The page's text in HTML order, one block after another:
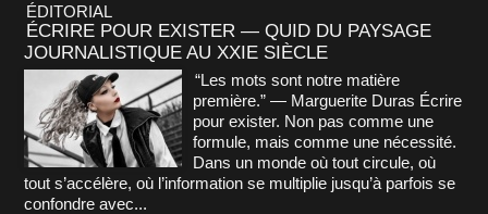
ÉDITORIAL
ÉCRIRE POUR EXISTER — QUID DU PAYSAGE
JOURNALISTIQUE AU XXIE SIÈCLE
“Les mots sont notre matière
première.” — Marguerite Duras Écrire
pour exister. Non pas comme une
formule, mais comme une nécessité.
Dans un monde où tout circule, où
tout s’accélère, où l’information se multiplie jusqu’à parfois se
confondre avec...